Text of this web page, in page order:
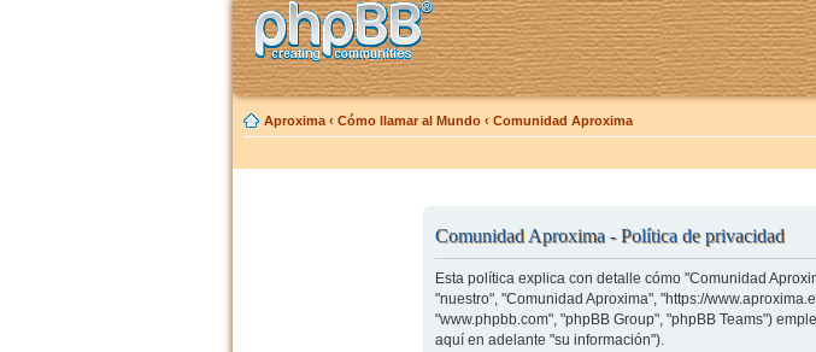
Aproxima ‹ Cómo llamar al Mundo ‹ Comunidad Aproxima
Comunidad Aproxima - Política de privacidad
Esta política explica con detalle cómo "Comunidad
"nuestro", "Comunidad Aproxima", "https://
"www.phpbb.com", "phpBB Group", "phpBB Teams")
aquí en adelante "su información").